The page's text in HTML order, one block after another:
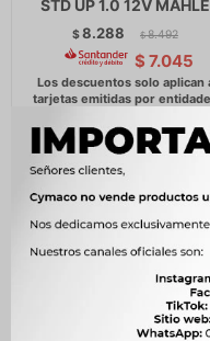
STD UP 1.0 12V MAHLE
$8.288 $ 8.492
$ 7.045